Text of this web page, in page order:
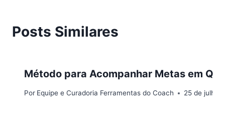
Posts Similares
Método para Acompanhar Metas em
Por Equipe e Curadoria Ferramentas do Coach 25 de julho